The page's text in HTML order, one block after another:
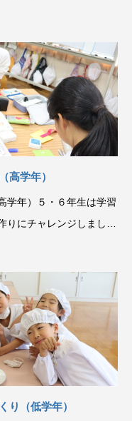
高学年）
学年）５・６年生は学習
りにチャレンジしまし
り（低学年）